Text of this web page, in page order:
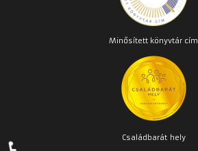
Minősített könyvtár cím
Családbarát hely